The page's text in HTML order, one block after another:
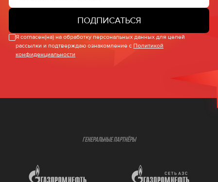
ПОДПИСАТЬСЯ
Я согласен(на) на обработку персональных данных для целей
рассылки и подтверждаю ознакомление с Политикой
конфиденциальности
ГЕНЕРАЛЬНЫЕ ПАРТНЁРЫ